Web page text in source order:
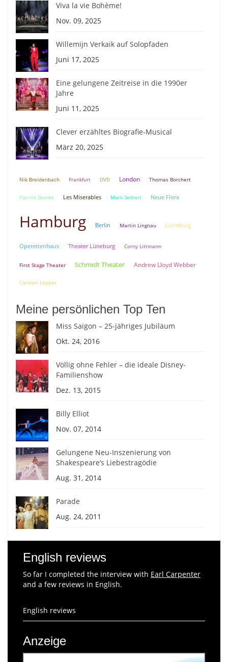
Viva la vie Bohème!
Nov. 09, 2025
Willemijn Verkaik auf Solopfaden
Juni 17, 2025
Eine gelungene Zeitreise in die 1990er
Jahre
Juni 11, 2025
Clever erzähltes Biografie-Musical
März 20, 2025
Nik Breidenbach Frankfurt DVD London Thomas Borchert
Patrick Stanke Les Miserables Mark Seibert Neue Flora
Hamburg Berlin Martin Lingnau Lüneburg
Operettenhaus Theater Lüneburg Corny Littmann
First Stage Theater Schmidt Theater Andrew Lloyd Webber
Carsten Lepper
Meine persönlichen Top Ten
Miss Saigon – 25-jähriges Jubiläum
Okt. 24, 2016
Völlig ohne Fehler – die ideale Disney-
Familienshow
Dez. 13, 2015
Billy Elliot
Nov. 07, 2014
Gelungene Neu-Inszenierung von
Shakespeare’s Liebestragödie
Aug. 31, 2014
Parade
Aug. 24, 2011
English reviews
So far I completed the interview with Earl Carpenter
and a few reviews in English.
English reviews
Anzeige